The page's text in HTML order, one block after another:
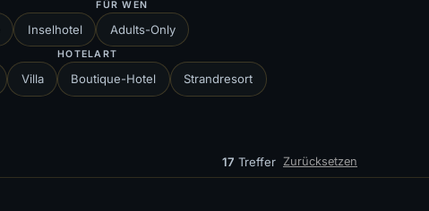
Inselhotel
FÜR WEN
Adults-Only
Villa
HOTELART
Boutique-Hotel Strandresort
17 Treffer Zurücksetzen